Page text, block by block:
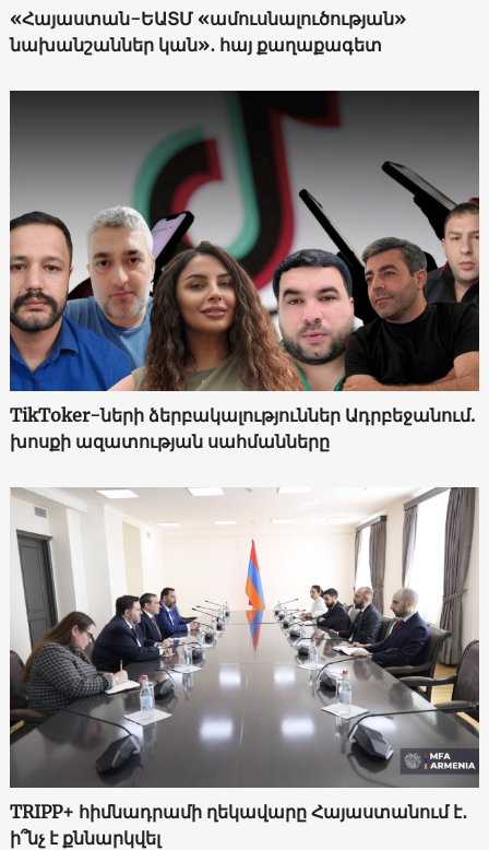
«Հայաստան-ԵԱՏՄ «ամուսնալուծության»
նախանշաններ կան»․ հայ քաղաքագետ
TikToker-ների ձերբակալություններ Ադրբեջանում.
խոսքի ազատության սահմանները
TRIPP+ հիմնադրամի ղեկավարը Հայաստանում է․
ի՞նչ է քննարկվել